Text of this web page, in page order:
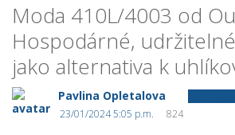
Moda 410L/4003 od
Hospodárné,
jako alternativa k
Pavlina Opletalova
23/01/2024 5:05 p.m.
824